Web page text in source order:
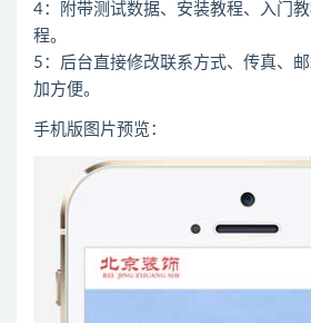
4：附带测试数据、安装教程、入门
程。
5：后台直接修改联系方式、传真、
加方便。
手机版图片预览：